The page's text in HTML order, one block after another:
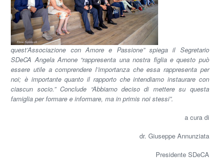
quest’Associazione con Amore e Passione” spiega il Segretario
SDeCA Angela Arnone “rappresenta una nostra figlia e questo può
essere utile a comprendere l’importanza che essa rappresenta per
noi; è importante quanto il rapporto che intendiamo instaurare con
ciascun socio.” Conclude “Abbiamo deciso di mettere su questa
famiglia per formare e informare, ma in primis noi stessi”.
a cura di
dr. Giuseppe Annunziata
Presidente SDeCA